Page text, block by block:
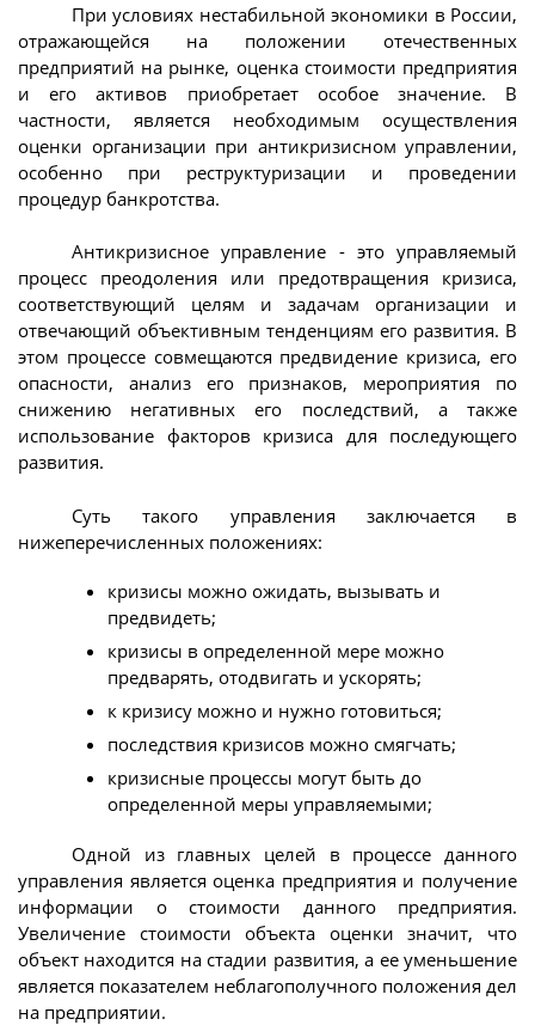
При условиях нестабильной экономики в России,
отражающейся на положении отечественных
предприятий на рынке, оценка стоимости предприятия
и его активов приобретает особое значение. В
частности, является необходимым осуществления
оценки организации при антикризисном управлении,
особенно при реструктуризации и проведении
процедур банкротства.
Антикризисное управление - это управляемый
процесс преодоления или предотвращения кризиса,
соответствующий целям и задачам организации и
отвечающий объективным тенденциям его развития. В
этом процессе совмещаются предвидение кризиса, его
опасности, анализ его признаков, мероприятия по
снижению негативных его последствий, а также
использование факторов кризиса для последующего
развития.
Суть такого управления заключается в
нижеперечисленных положениях:
кризисы можно ожидать, вызывать и
предвидеть;
кризисы в определенной мере можно
предварять, отодвигать и ускорять;
к кризису можно и нужно готовиться;
последствия кризисов можно смягчать;
кризисные процессы могут быть до
определенной меры управляемыми;
Одной из главных целей в процессе данного
управления является оценка предприятия и получение
информации о стоимости данного предприятия.
Увеличение стоимости объекта оценки значит, что
объект находится на стадии развития, а ее уменьшение
является показателем неблагополучного положения дел
на предприятии.